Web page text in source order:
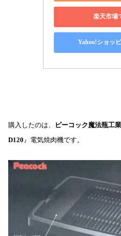
楽天市場
Yahoo!ショッ
購入したのは、 ピーコック魔法瓶工
D120 』電気焼肉機です。